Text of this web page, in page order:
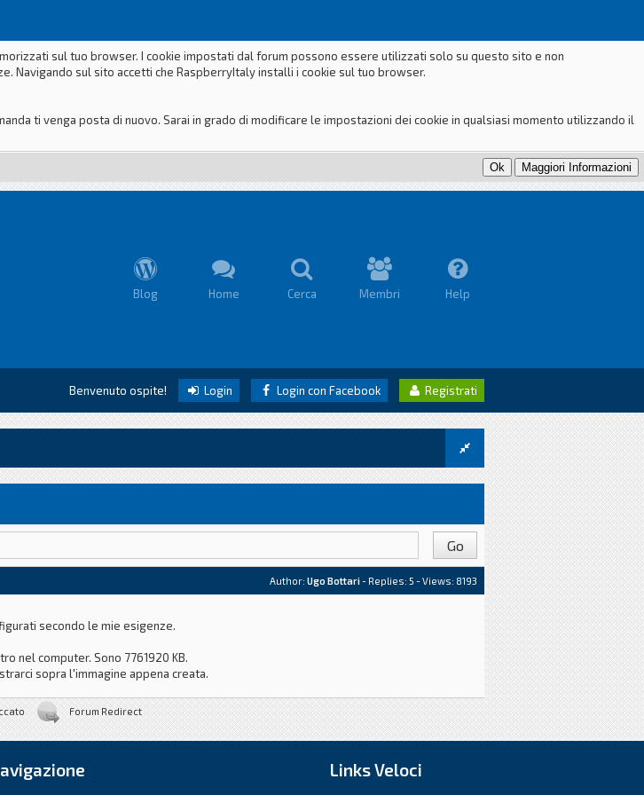
sul tuo browser. I cookie impostati dal forum possono essere utilizzati solo su questo sito e non
Navigando sul sito accetti che RaspberryItaly installi i cookie sul tuo browser.
ti venga posta di nuovo. Sarai in grado di modificare le impostazioni dei cookie in qualsiasi momento utilizzando il
Blog Home Cerca Membri Help
Benvenuto ospite! Login Login con Facebook Registrati
Author: Ugo Bottari- Replies: 5 - Views: 8193
secondo le mie esigenze.
nel computer. Sono 7761920 KB.
sopra l'immagine appena creata.
Forum Redirect
Links Veloci